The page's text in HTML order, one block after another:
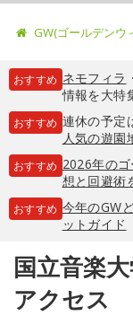
GW(ゴールデンウ
おすすめ ネモフィラ
情報を大特
おすすめ 連休の予定
人気の遊園
おすすめ 2026年の
想と回避術
おすすめ 今年のGW
ットガイド
国立音楽
アクセス